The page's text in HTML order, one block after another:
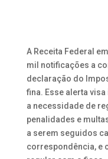
A Receita Federal
mil notificações a
declaração do
fina. Esse alerta
a necessidade de
penalidades e
a serem seguidos
correspondência, e